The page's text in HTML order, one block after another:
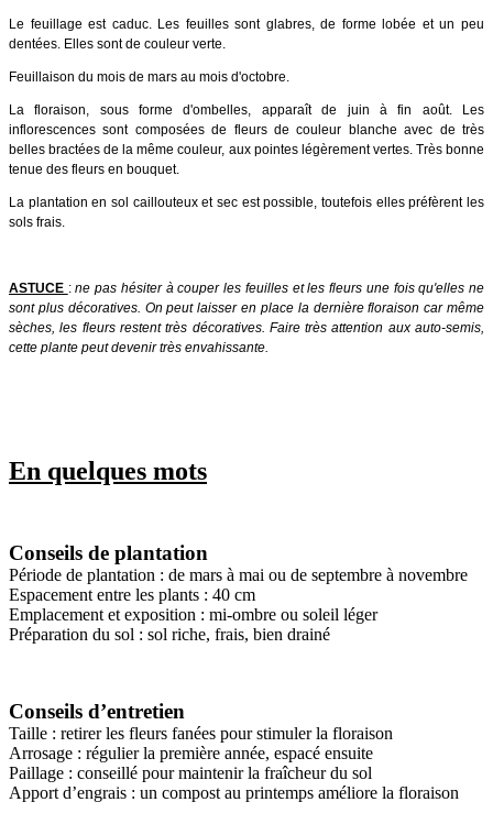
Le feuillage est caduc. Les feuilles sont glabres, de forme lobée et un peu
dentées. Elles sont de couleur verte.
Feuillaison du mois de mars au mois d'octobre.
La floraison, sous forme d'ombelles, apparaît de juin à fin août. Les
inflorescences sont composées de fleurs de couleur blanche avec de très
belles bractées de la même couleur, aux pointes légèrement vertes. Très bonne
tenue des fleurs en bouquet.
La plantation en sol caillouteux et sec est possible, toutefois elles préfèrent les
sols frais.
ASTUCE :ne pas hésiter à couper les feuilles et les fleurs une fois qu'elles ne
sont plus décoratives. On peut laisser en place la dernière floraison car même
sèches, les fleurs restent très décoratives. Faire très attention aux auto-semis,
cette plante peut devenir très envahissante.
En quelques mots
Conseils de plantation
Période de plantation : de mars à mai ou de septembre à novembre
Espacement entre les plants : 40 cm
Emplacement et exposition : mi-ombre ou soleil léger
Préparation du sol : sol riche, frais, bien drainé
Conseils d’entretien
Taille : retirer les fleurs fanées pour stimuler la floraison
Arrosage : régulier la première année, espacé ensuite
Paillage : conseillé pour maintenir la fraîcheur du sol
Apport d’engrais : un compost au printemps améliore la floraison